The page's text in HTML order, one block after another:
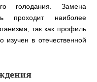
голодания. Замена
проходит наиболее
так как профиль
изучен в отечественной